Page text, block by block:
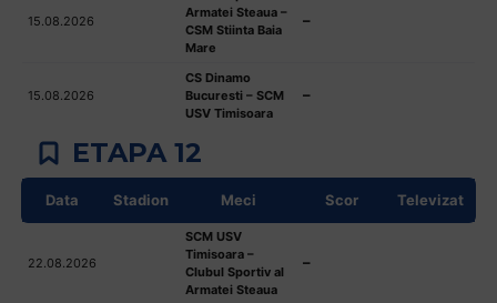
15.08.2026
Armatei Steaua –
CSM Stiinta Baia
Mare
–
15.08.2026
CS Dinamo
Bucuresti – SCM
USV Timisoara
–
ETAPA 12
Data Stadion Meci Scor Televizat
22.08.2026
SCM USV
Timisoara –
Clubul Sportiv al
Armatei Steaua
–